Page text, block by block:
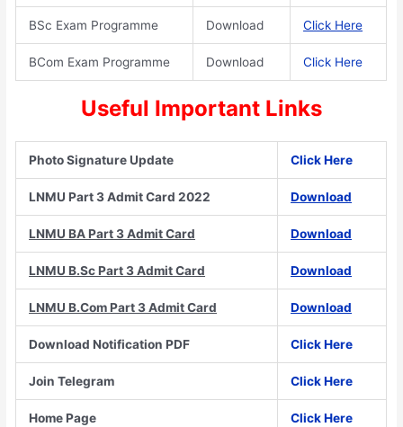
BSc Exam Programme Download Click Here
BCom Exam Programme Download Click Here
Useful Important Links
Photo Signature Update Click Here
LNMU Part 3 Admit Card 2022 Download
LNMU BA Part 3 Admit Card Download
LNMU B.Sc Part 3 Admit Card Download
LNMU B.Com Part 3 Admit Card Download
Download Notification PDF Click Here
Join Telegram Click Here
Home Page Click Here